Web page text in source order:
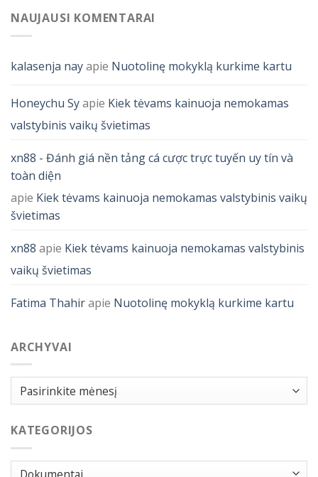
NAUJAUSI KOMENTARAI
kalasenja nayapie Nuotolinę mokyklą kurkime kartu
Honeychu Syapie Kiek tėvams kainuoja nemokamas
valstybinis vaikų švietimas
xn88 - Đánh giá nền tảng cá cược trực tuyến uy tín và
toàn diện
apie Kiek tėvams kainuoja nemokamas valstybinis vaikų
švietimas
xn88 apie Kiek tėvams kainuoja nemokamas valstybinis
vaikų švietimas
Fatima Thahirapie Nuotolinę mokyklą kurkime kartu
ARCHYVAI
Archyvai
KATEGORIJOS
Kategorijos